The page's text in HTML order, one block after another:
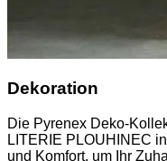
Dekoration
Die Pyrenex Deko-
LITERIE PLOUHINEC
und Komfort, um Ihr